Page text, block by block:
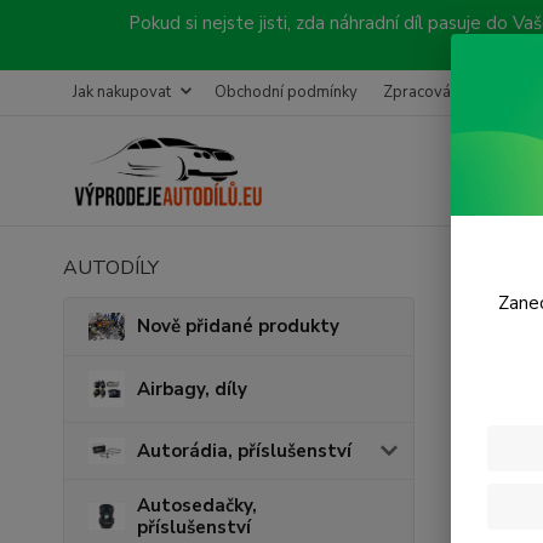
Pokud si nejste jisti, zda náhradní díl pasuje do
Jak nakupovat Obchodní podmínky Zpracování objednávky
AUTODÍLY
Nově přidané produkty
Airbagy, díly
Autorádia, příslušenství
Autosedačky,
příslušenství